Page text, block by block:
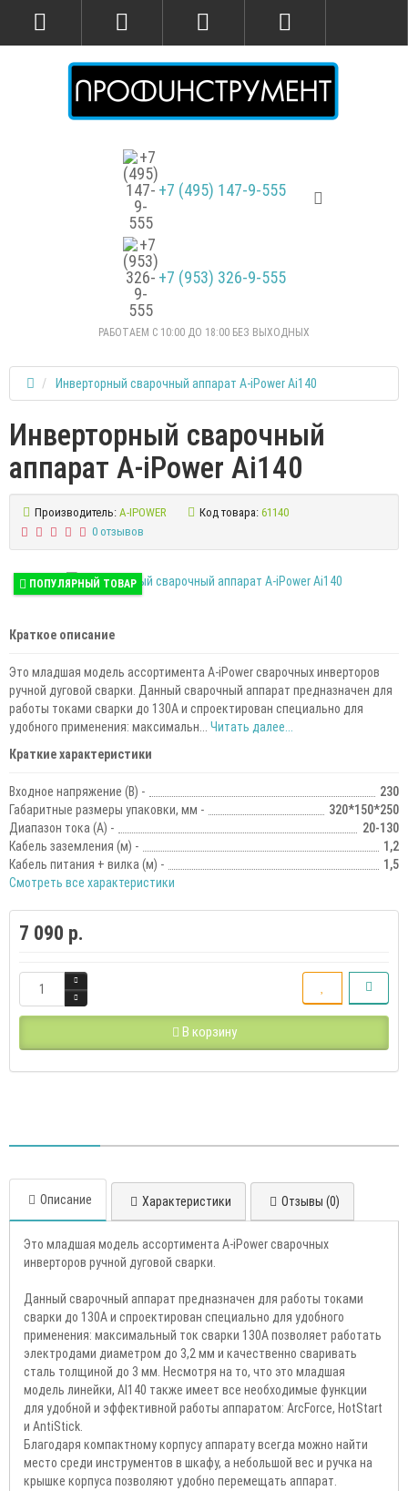
+7 (495) 147-9-555
+7 (953) 326-9-555
РАБОТАЕМ С 10:00 ДО 18:00 БЕЗ ВЫХОДНЫХ
Инверторный сварочный аппарат A-iPower Ai140
Инверторный сварочный
аппарат A-iPower Ai140
Производитель: A-IPOWER Код товара: 61140
0 отзывов
ПОПУЛЯРНЫЙ ТОВАР
Краткое описание
Это младшая модель ассортимента A-iPower сварочных инверторов
ручной дуговой сварки. Данный сварочный аппарат предназначен для
работы токами сварки до 130А и спроектирован специально для
удобного применения: максимальн... Читать далее...
Краткие характеристики
Входное напряжение (В) -
230
Габаритные размеры упаковки, мм -
320*150*250
Диапазон тока (А) -
20-130
Кабель заземления (м) -
1,2
Кабель питания + вилка (м) -
1,5
Смотреть все характеристики
7 090 р.
В корзину
Описание Характеристики Отзывы (0)
Это младшая модель ассортимента A-iPower сварочных
инверторов ручной дуговой сварки.
Данный сварочный аппарат предназначен для работы токами
сварки до 130А и спроектирован специально для удобного
применения: максимальный ток сварки 130А позволяет работать
электродами диаметром до 3,2 мм и качественно сваривать
сталь толщиной до 3 мм. Несмотря на то, что это младшая
модель линейки, AI140 также имеет все необходимые функции
для удобной и эффективной работы аппаратом: ArcForce, HotStart
и AntiStick.
Благодаря компактному корпусу аппарату всегда можно найти
место среди инструментов в шкафу, а небольшой вес и ручка на
крышке корпуса позволяют удобно перемещать аппарат.